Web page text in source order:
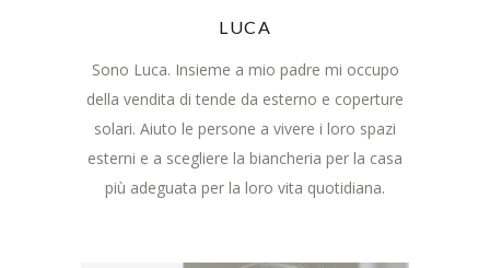
LUCA
Sono Luca. Insieme a mio padre mi occupo
della vendita di tende da esterno e coperture
solari. Aiuto le persone a vivere i loro spazi
esterni e a scegliere la biancheria per la casa
più adeguata per la loro vita quotidiana.